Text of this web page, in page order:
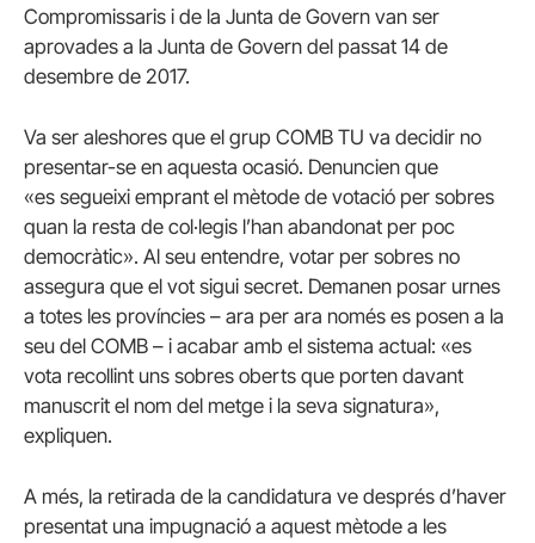
Compromissaris i de la Junta de Govern van ser
aprovades a la Junta de Govern del passat 14 de
desembre de 2017.
Va ser aleshores que el grup COMB TU va decidir no
presentar-se en aquesta ocasió. Denuncien que
«es segueixi emprant el mètode de votació per sobres
quan la resta de col·legis l’han abandonat per poc
democràtic». Al seu entendre, votar per sobres no
assegura que el vot sigui secret. Demanen posar urnes
a totes les províncies – ara per ara només es posen a la
seu del COMB – i acabar amb el sistema actual: «es
vota recollint uns sobres oberts que porten davant
manuscrit el nom del metge i la seva signatura»,
expliquen.
A més, la retirada de la candidatura ve després d’haver
presentat una impugnació a aquest mètode a les